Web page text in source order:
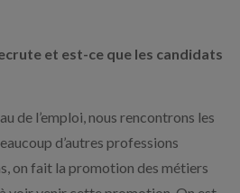
et est-ce que les candidats
de l’emploi, nous rencontrons les
d’autres professions
on fait la promotion des métiers